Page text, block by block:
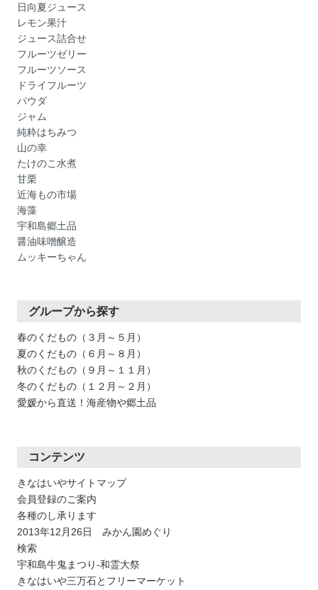
日向夏ジュース
レモン果汁
ジュース詰合せ
フルーツゼリー
フルーツソース
ドライフルーツ
パウダ
ジャム
純粋はちみつ
山の幸
たけのこ水煮
甘栗
近海もの市場
海藻
宇和島郷土品
醤油味噌醸造
ムッキーちゃん
グループから探す
春のくだもの（３月～５月）
夏のくだもの（６月～８月）
秋のくだもの（９月～１１月）
冬のくだもの（１２月～２月）
愛媛から直送！海産物や郷土品
コンテンツ
きなはいやサイトマップ
会員登録のご案内
各種のし承ります
2013年12月26日 みかん園めぐり
検索
宇和島牛鬼まつり-和霊大祭
きなはいや三万石とフリーマーケット